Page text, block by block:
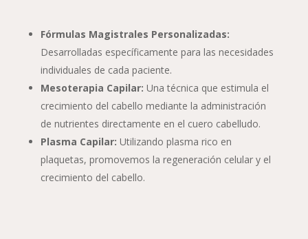
Fórmulas Magistrales Personalizadas:
Desarrolladas específicamente para las necesidades
individuales de cada paciente.
Mesoterapia Capilar: Una técnica que estimula el
crecimiento del cabello mediante la administración
de nutrientes directamente en el cuero cabelludo.
Plasma Capilar: Utilizando plasma rico en
plaquetas, promovemos la regeneración celular y el
crecimiento del cabello.